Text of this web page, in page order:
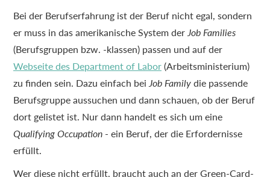
Bei der Berufserfahrung ist der Beruf nicht egal, sondern
er muss in das amerikanische System der Job Families
(Berufsgruppen bzw. -klassen) passen und auf der
Webseite des Department of Labor(Arbeitsministerium)
zu finden sein. Dazu einfach bei Job Familydie passende
Berufsgruppe aussuchen und dann schauen, ob der Beruf
dort gelistet ist. Nur dann handelt es sich um eine
Qualifying Occupation - ein Beruf, der die Erfordernisse
erfüllt.
Wer diese nicht erfüllt, braucht auch an der Green-Card-